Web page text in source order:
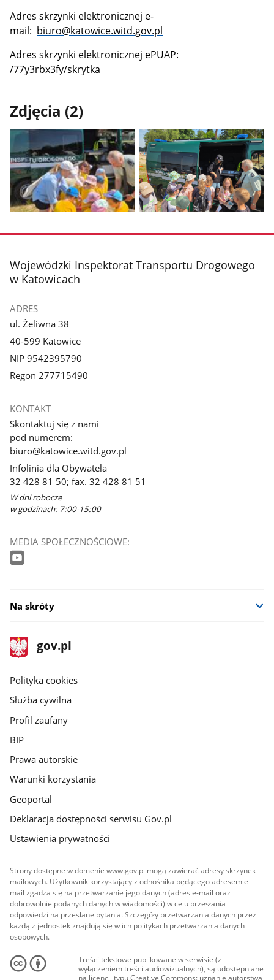
Adres skrzynki elektronicznej e-
mail: biuro@katowice.witd.gov.pl
Adres skrzynki elektronicznej ePUAP:
/77y3rbx3fy/skrytka
Zdjęcia (2)
zdjęcie
galerii.
zdjęcie
galerii.
stopka
Wojewódzki Inspektorat Transportu Drogowego
w Katowicach
ADRES
ul. Żeliwna 38
40-599 Katowice
NIP 9542395790
Regon 277715490
KONTAKT
Skontaktuj się z nami
pod numerem:
biuro@katowice.witd.gov.pl
Infolinia dla Obywatela
32 428 81 50; fax. 32 428 81 51
W dni robocze
w godzinach: 7:00-15:00
MEDIA SPOŁECZNOŚCIOWE:
Na skróty
stopka
gov.pl
Strona
gov.pl
gov.pl
Polityka cookies
Służba cywilna
Profil zaufany
BIP
Prawa autorskie
Warunki korzystania
Geoportal
Deklaracja dostępności serwisu Gov.pl
Ustawienia prywatności
Strony dostępne w domenie www.gov.pl mogą zawierać adresy skrzynek
mailowych. Użytkownik korzystający z odnośnika będącego adresem e-
mail zgadza się na przetwarzanie jego danych (adres e-mail oraz
dobrowolnie podanych danych w wiadomości) w celu przesłania
odpowiedzi na przesłane pytania. Szczegóły przetwarzania danych przez
każdą z jednostek znajdują się w ich politykach przetwarzania danych
osobowych.
Treści tekstowe publikowane w serwisie (z
wyłączeniem treści audiowizualnych), są udostępniane